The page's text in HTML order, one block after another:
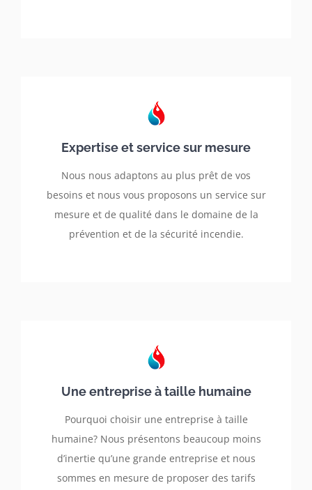
Expertise et service sur mesure
Nous nous adaptons au plus prêt de vos
besoins et nous vous proposons un service sur
mesure et de qualité dans le domaine de la
prévention et de la sécurité incendie.
Une entreprise à taille humaine
Pourquoi choisir une entreprise à taille
humaine? Nous présentons beaucoup moins
d’inertie qu’une grande entreprise et nous
sommes en mesure de proposer des tarifs